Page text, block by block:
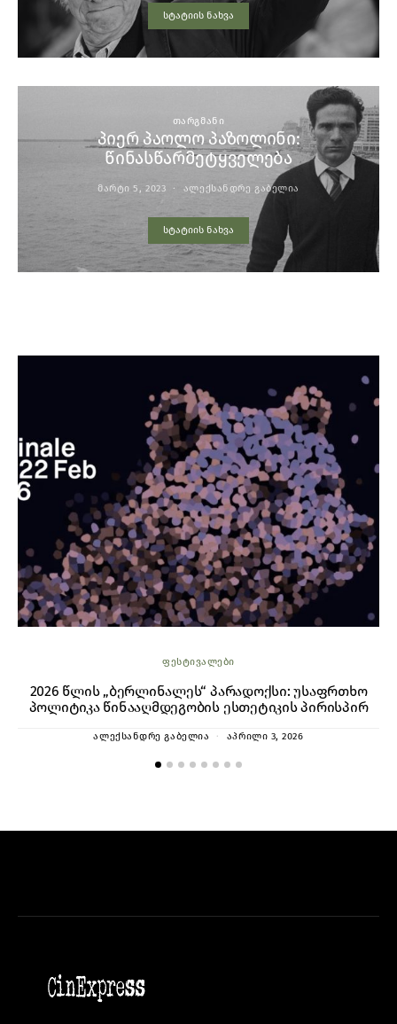
სტატიის ნახვა
ᲗᲐᲠᲒᲛᲐᲜᲘ
პიერ პაოლო პაზოლინი:
წინასწარმეტყველება
ᲛᲐᲠᲢᲘ 5, 2023 ᲐᲚᲔᲥᲡᲐᲜᲓᲠᲔ ᲒᲐᲑᲔᲚᲘᲐ
სტატიის ნახვა
ᲤᲔᲡᲢᲘᲕᲐᲚᲔᲑᲘ
2026 წლის „ბერლინალეს“ პარადოქსი: უსაფრთხო
პოლიტიკა წინააღმდეგობის ესთეტიკის პირისპირ
ᲐᲚᲔᲥᲡᲐᲜᲓᲠᲔ ᲒᲐᲑᲔᲚᲘᲐ ᲐᲞᲠᲘᲚᲘ 3, 2026